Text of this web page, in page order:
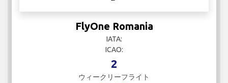
FlyOne Romania
IATA:
ICAO:
2
ウィークリーフライト